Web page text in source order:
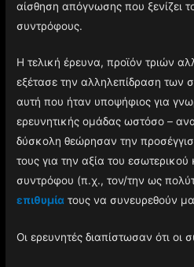
αίσθηση απόγνωσης που ξενίζει
συντρόφους.
Η τελική έρευνα, προϊόν τριών
εξέτασε την αλληλεπίδραση των
αυτή που ήταν υποψήφιος για
ερευνητικής ομάδας ωστόσο –
δύσκολη θεώρησαν την
τους για την αξία του
συντρόφου (π.χ., τον/την ως
επιθυμία τους να συνευρεθούν
Οι ερευνητές διαπίστωσαν ότι οι